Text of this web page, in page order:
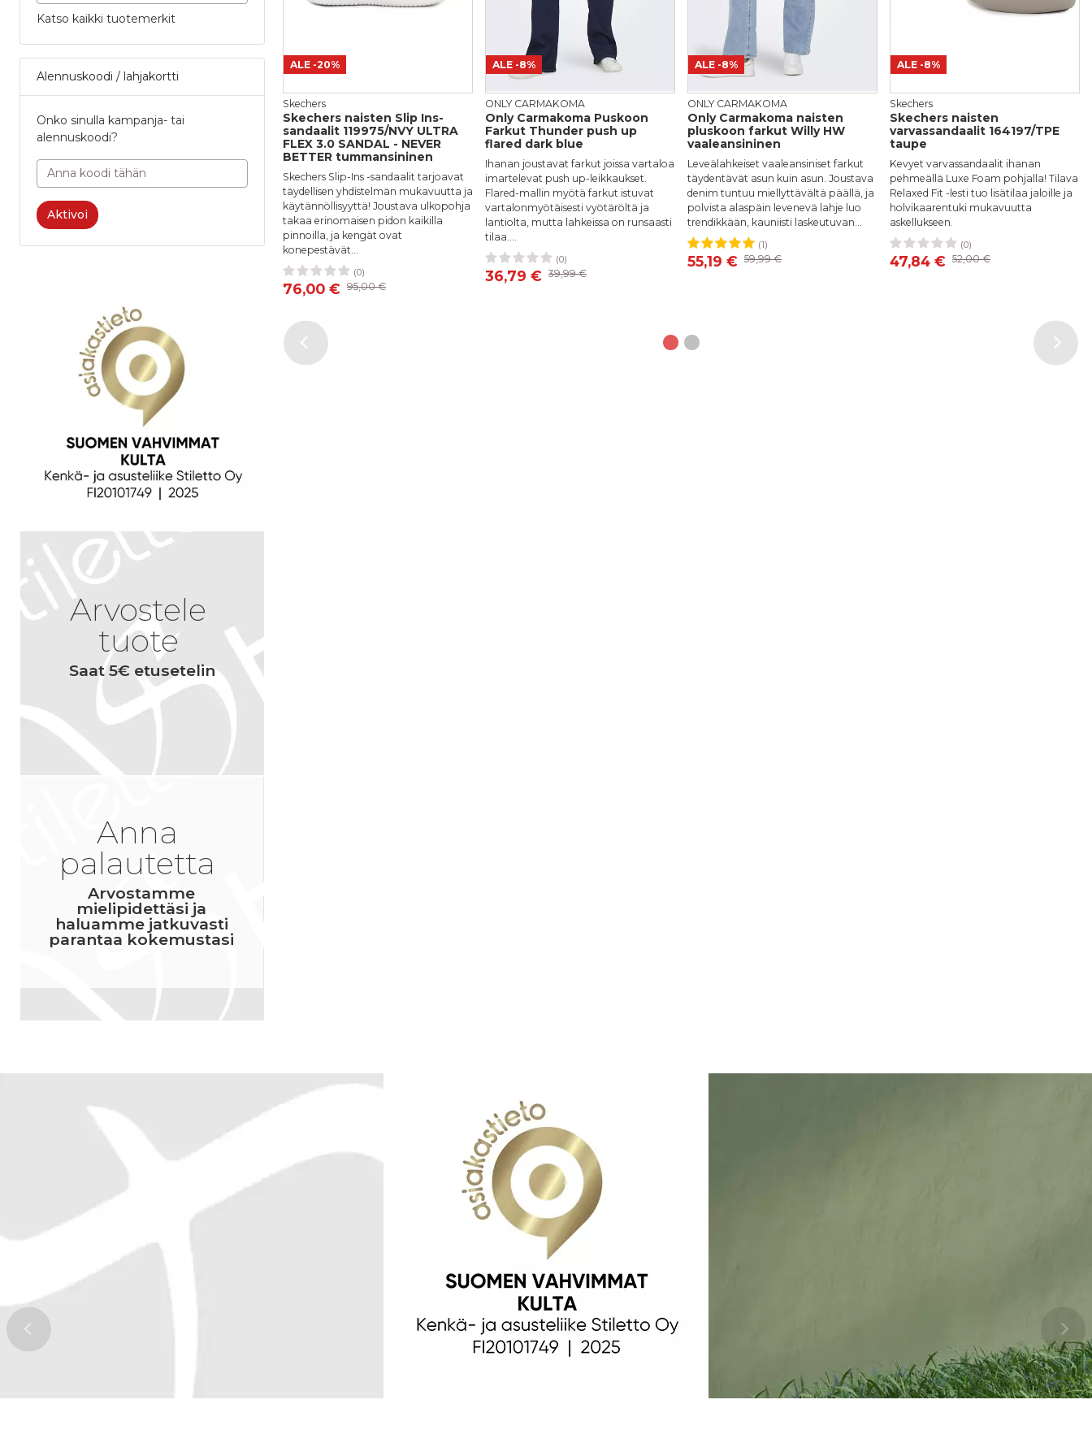
Katso kaikki tuotemerkit
Alennuskoodi / lahjakortti
Onko sinulla kampanja- tai
alennuskoodi?
Aktivoi
Arvostele
tuote
Saat 5€ etusetelin
Anna
palautetta
Arvostamme
mielipidettäsi ja
haluamme jatkuvasti
parantaa kokemustasi
Lähettämällä arvostelusi annat meille oikeuden julkaista sen sivuillamme sekä muissa
kanavissa ja medioissa. Stiletto.fi-verkkokauppa pidättää oikeuden olla julkaisematta
arvostelua. Lähettämällä arvostelusi hyväksyt nämä ehdot.
11,45 €
ALE -20%
Skechers
Skechers naisten Slip Ins-
sandaalit 119975/NVY ULTRA
FLEX 3.0 SANDAL - NEVER
BETTER tummansininen
Skechers Slip-Ins -sandaalit tarjoavat
täydellisen yhdistelmän mukavuutta ja
käytännöllisyyttä! Joustava ulkopohja
takaa erinomaisen pidon kaikilla
pinnoilla, ja kengät ovat
konepestävät...
37
38(0)
76,00 € 95,00 €
ALE -8%
ONLY CARMAKOMA
Only Carmakoma Puskoon
Farkut Thunder push up
flared dark blue
Ihanan joustavat farkut joissa vartaloa
imartelevat push up-leikkaukset.
Flared-mallin myötä farkut istuvat
vartalonmyötäisesti vyötäröltä ja
lantiolta, mutta lahkeissa on runsaasti
tilaa....
42/32
46/32 52/32 54/32
(0)
36,79 € 39,99 €
ALE -8%
ONLY CARMAKOMA
Only Carmakoma naisten
pluskoon farkut Willy HW
vaaleansininen
Leveälahkeiset vaaleansiniset farkut
täydentävät asun kuin asun. Joustava
denim tuntuu miellyttävältä päällä, ja
polvista alaspäin levenevä lahje luo
trendikkään, kauniisti laskeutuvan...
48/32
(1)
55,19 € 59,99 €
ALE -8%
Skechers
Skechers naisten
varvassandaalit 164197/TPE
taupe
Kevyet varvassandaalit ihanan
pehmeällä Luxe Foam pohjalla! Tilava
Relaxed Fit -lesti tuo lisätilaa jaloille ja
holvikaarentuki mukavuutta
askellukseen.
36
37(0)
47,84 € 52,00 €